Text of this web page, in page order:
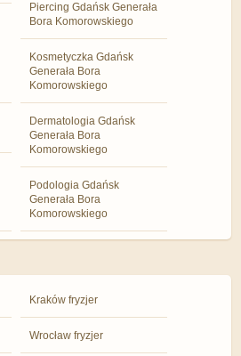
Piercing Gdańsk Generała
Bora Komorowskiego
Kosmetyczka Gdańsk
Generała Bora
Komorowskiego
Dermatologia Gdańsk
Generała Bora
Komorowskiego
Podologia Gdańsk
Generała Bora
Komorowskiego
Kraków fryzjer
Wrocław fryzjer